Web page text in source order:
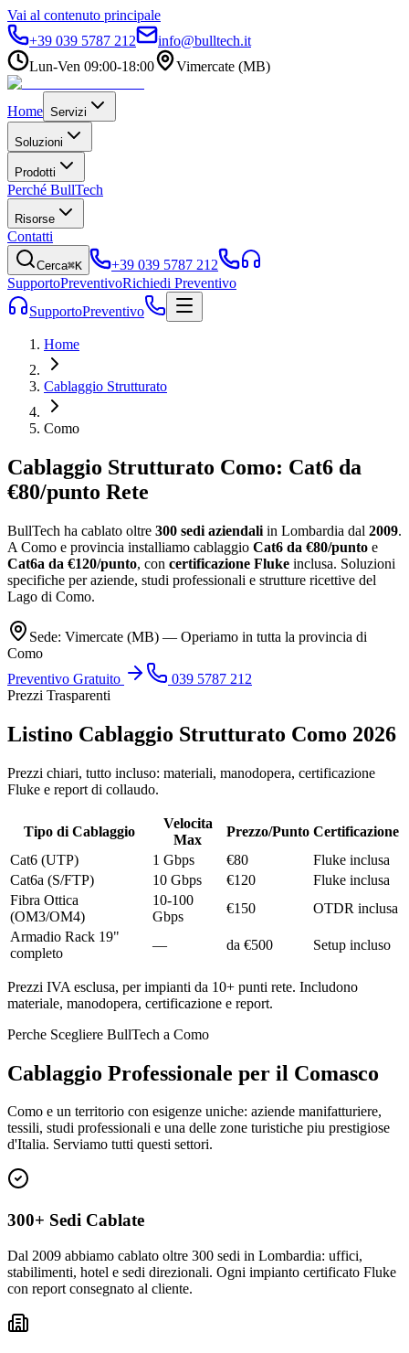
Vai al contenuto principale
+39 039 5787 212
info@bulltech.it
Lun-Ven 09:00-18:00
Vimercate (MB)
Home Servizi
Soluzioni
Prodotti
Perché BullTech
Risorse
Contatti
Cerca⌘K
+39 039 5787 212
SupportoPreventivoRichiedi Preventivo
SupportoPreventivo
Home
Cablaggio Strutturato
Como
Cablaggio Strutturato Como: Cat6 da
€80/punto Rete
BullTech ha cablato oltre 300 sedi aziendali in Lombardia dal 2009.
A Como e provincia installiamo cablaggio Cat6 da €80/punto e
Cat6a da €120/punto, con certificazione Fluke inclusa. Soluzioni
specifiche per aziende, studi professionali e strutture ricettive del
Lago di Como.
Sede: Vimercate (MB) — Operiamo in tutta la provincia di
Como
Preventivo Gratuito
039 5787 212
Prezzi Trasparenti
Listino Cablaggio Strutturato Como 2026
Prezzi chiari, tutto incluso: materiali, manodopera, certificazione
Fluke e report di collaudo.
Tipo di Cablaggio
Velocita
Max
Prezzo/Punto Certificazione
Cat6 (UTP)
1 Gbps €80
Fluke inclusa
Cat6a (S/FTP)
10 Gbps €120
Fluke inclusa
Fibra Ottica
(OM3/OM4)
10-100
Gbps
€150
OTDR inclusa
Armadio Rack 19"
completo
— da €500 Setup incluso
Prezzi IVA esclusa, per impianti da 10+ punti rete. Includono
materiale, manodopera, certificazione e report.
Perche Scegliere BullTech a Como
Cablaggio Professionale per il Comasco
Como e un territorio con esigenze uniche: aziende manifatturiere,
tessili, studi professionali e una delle zone turistiche piu prestigiose
d'Italia. Serviamo tutti questi settori.
300+ Sedi Cablate
Dal 2009 abbiamo cablato oltre 300 sedi in Lombardia: uffici,
stabilimenti, hotel e sedi direzionali. Ogni impianto certificato Fluke
con report consegnato al cliente.